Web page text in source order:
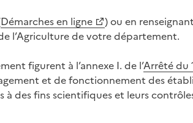
Démarches en ligne
) ou en
l’Agriculture de votre département.
figurent à l’annexe I. de l’Arrêté du
et de fonctionnement des
à des fins scientifiques et leurs